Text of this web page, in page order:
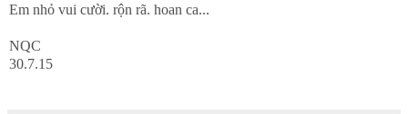
Em nhỏ vui cười. rộn rã. hoan ca...
NQC
30.7.15